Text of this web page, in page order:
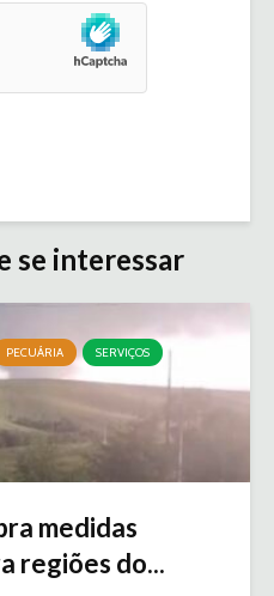
se interessar
PECUÁRIA SERVIÇOS
medidas
regiões do...